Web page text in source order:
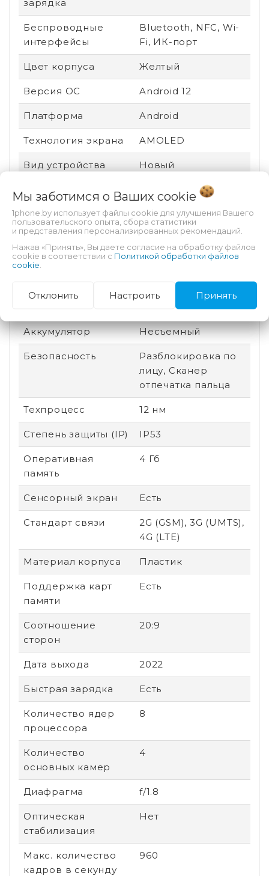
зарядка
Беспроводные
интерфейсы
Bluetooth, NFC, Wi-
Fi, ИК-порт
Цвет корпуса Желтый
Версия ОС Android 12
Платформа Android
Технология экрана AMOLED
Вид устройства Новый
Ударопрочный
корпус
Пыле- и
влагозащита
Нет
Защита от царапин
Производитель
Mediatek
Аккумулятор Несъемный
Безопасность
Разблокировка по
лицу, Сканер
отпечатка пальца
Техпроцесс 12 нм
Степень защиты (IP) IP53
Оперативная
память
4 Гб
Сенсорный экран Есть
Стандарт связи
2G (GSM), 3G (UMTS),
4G (LTE)
Материал корпуса Пластик
Поддержка карт
памяти
Есть
Соотношение
сторон
20:9
Дата выхода 2022
Быстрая зарядка Есть
Количество ядер
процессора
8
Количество
основных камер
4
Диафрагма f/1.8
Оптическая
стабилизация
Нет
Макс. количество
кадров в секунду
960
Мы заботимся о Ваших cookie
1phone.by использует файлы cookie для улучшения Вашего
пользовательского опыта, сбора статистики
и представления персонализированных рекомендаций.
Нажав «Принять», Вы даете согласие на обработку файлов
cookie в соответствии с Политикой обработки файлов
cookie
Отклонить Настроить Принять